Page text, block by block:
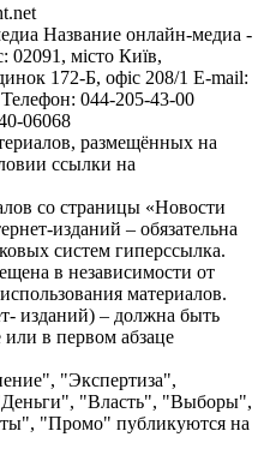
Название онлайн-медиа -
02091, місто Київ,
172-Б, офіс 208/1 E-mail:
Телефон: 044-205-43-00
06068
размещённых на
ссылки на
со страницы «Новости
изданий – обязательна
систем гиперссылка.
в независимости от
материалов.
изданий) – должна быть
или в первом абзаце
"Экспертиза",
"Власть", "Выборы",
"Промо" публикуются на